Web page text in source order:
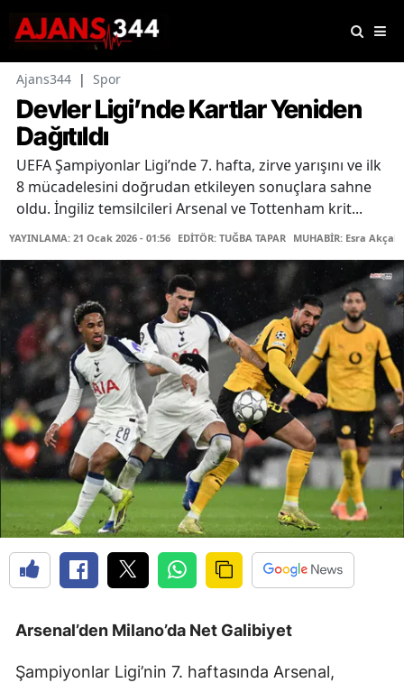
Ajans344 | Spor
Devler Ligi’nde Kartlar Yeniden
Dağıtıldı
UEFA Şampiyonlar Ligi’nde 7. hafta, zirve yarışını ve ilk
8 mücadelesini doğrudan etkileyen sonuçlara sahne
oldu. İngiliz temsilcileri Arsenal ve Tottenham krit...
YAYINLAMA: 21 Ocak 2026 - 01:56 EDİTÖR: TUĞBA TAPAR MUHABİR: Esra
Arsenal’den Milano’da Net Galibiyet
Şampiyonlar Ligi’nin 7. haftasında Arsenal,